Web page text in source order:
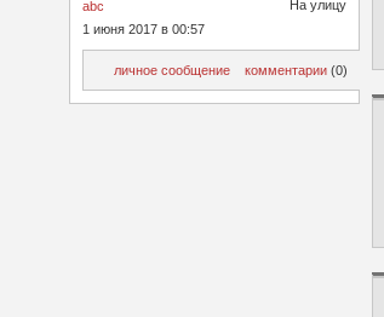
abc
На улицу
1 июня 2017 в 00:57
личное сообщение комментарии (0)